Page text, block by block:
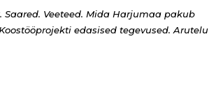
Saared. Veeteed. Mida Harjumaa pakub
edasised tegevused. Arutelu